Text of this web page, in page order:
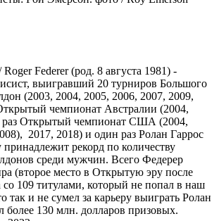
Roger Federer (род. 8 августа 1981) -
выигравший 20 турниров Большого
(2003, 2004, 2005, 2006, 2007, 2009,
чемпионат Австралии (2004,
раз Открытый чемпионат США (2004,
2017, 2018) и один раз Ролан Гаррос
рекорд по количеству
среди мужчин. Всего Федерер
(второе место в Открытую эру после
109 титулами, который не попал в наш
так и не сумел за карьеру выиграть Ролан
более 130 млн. долларов призовых.